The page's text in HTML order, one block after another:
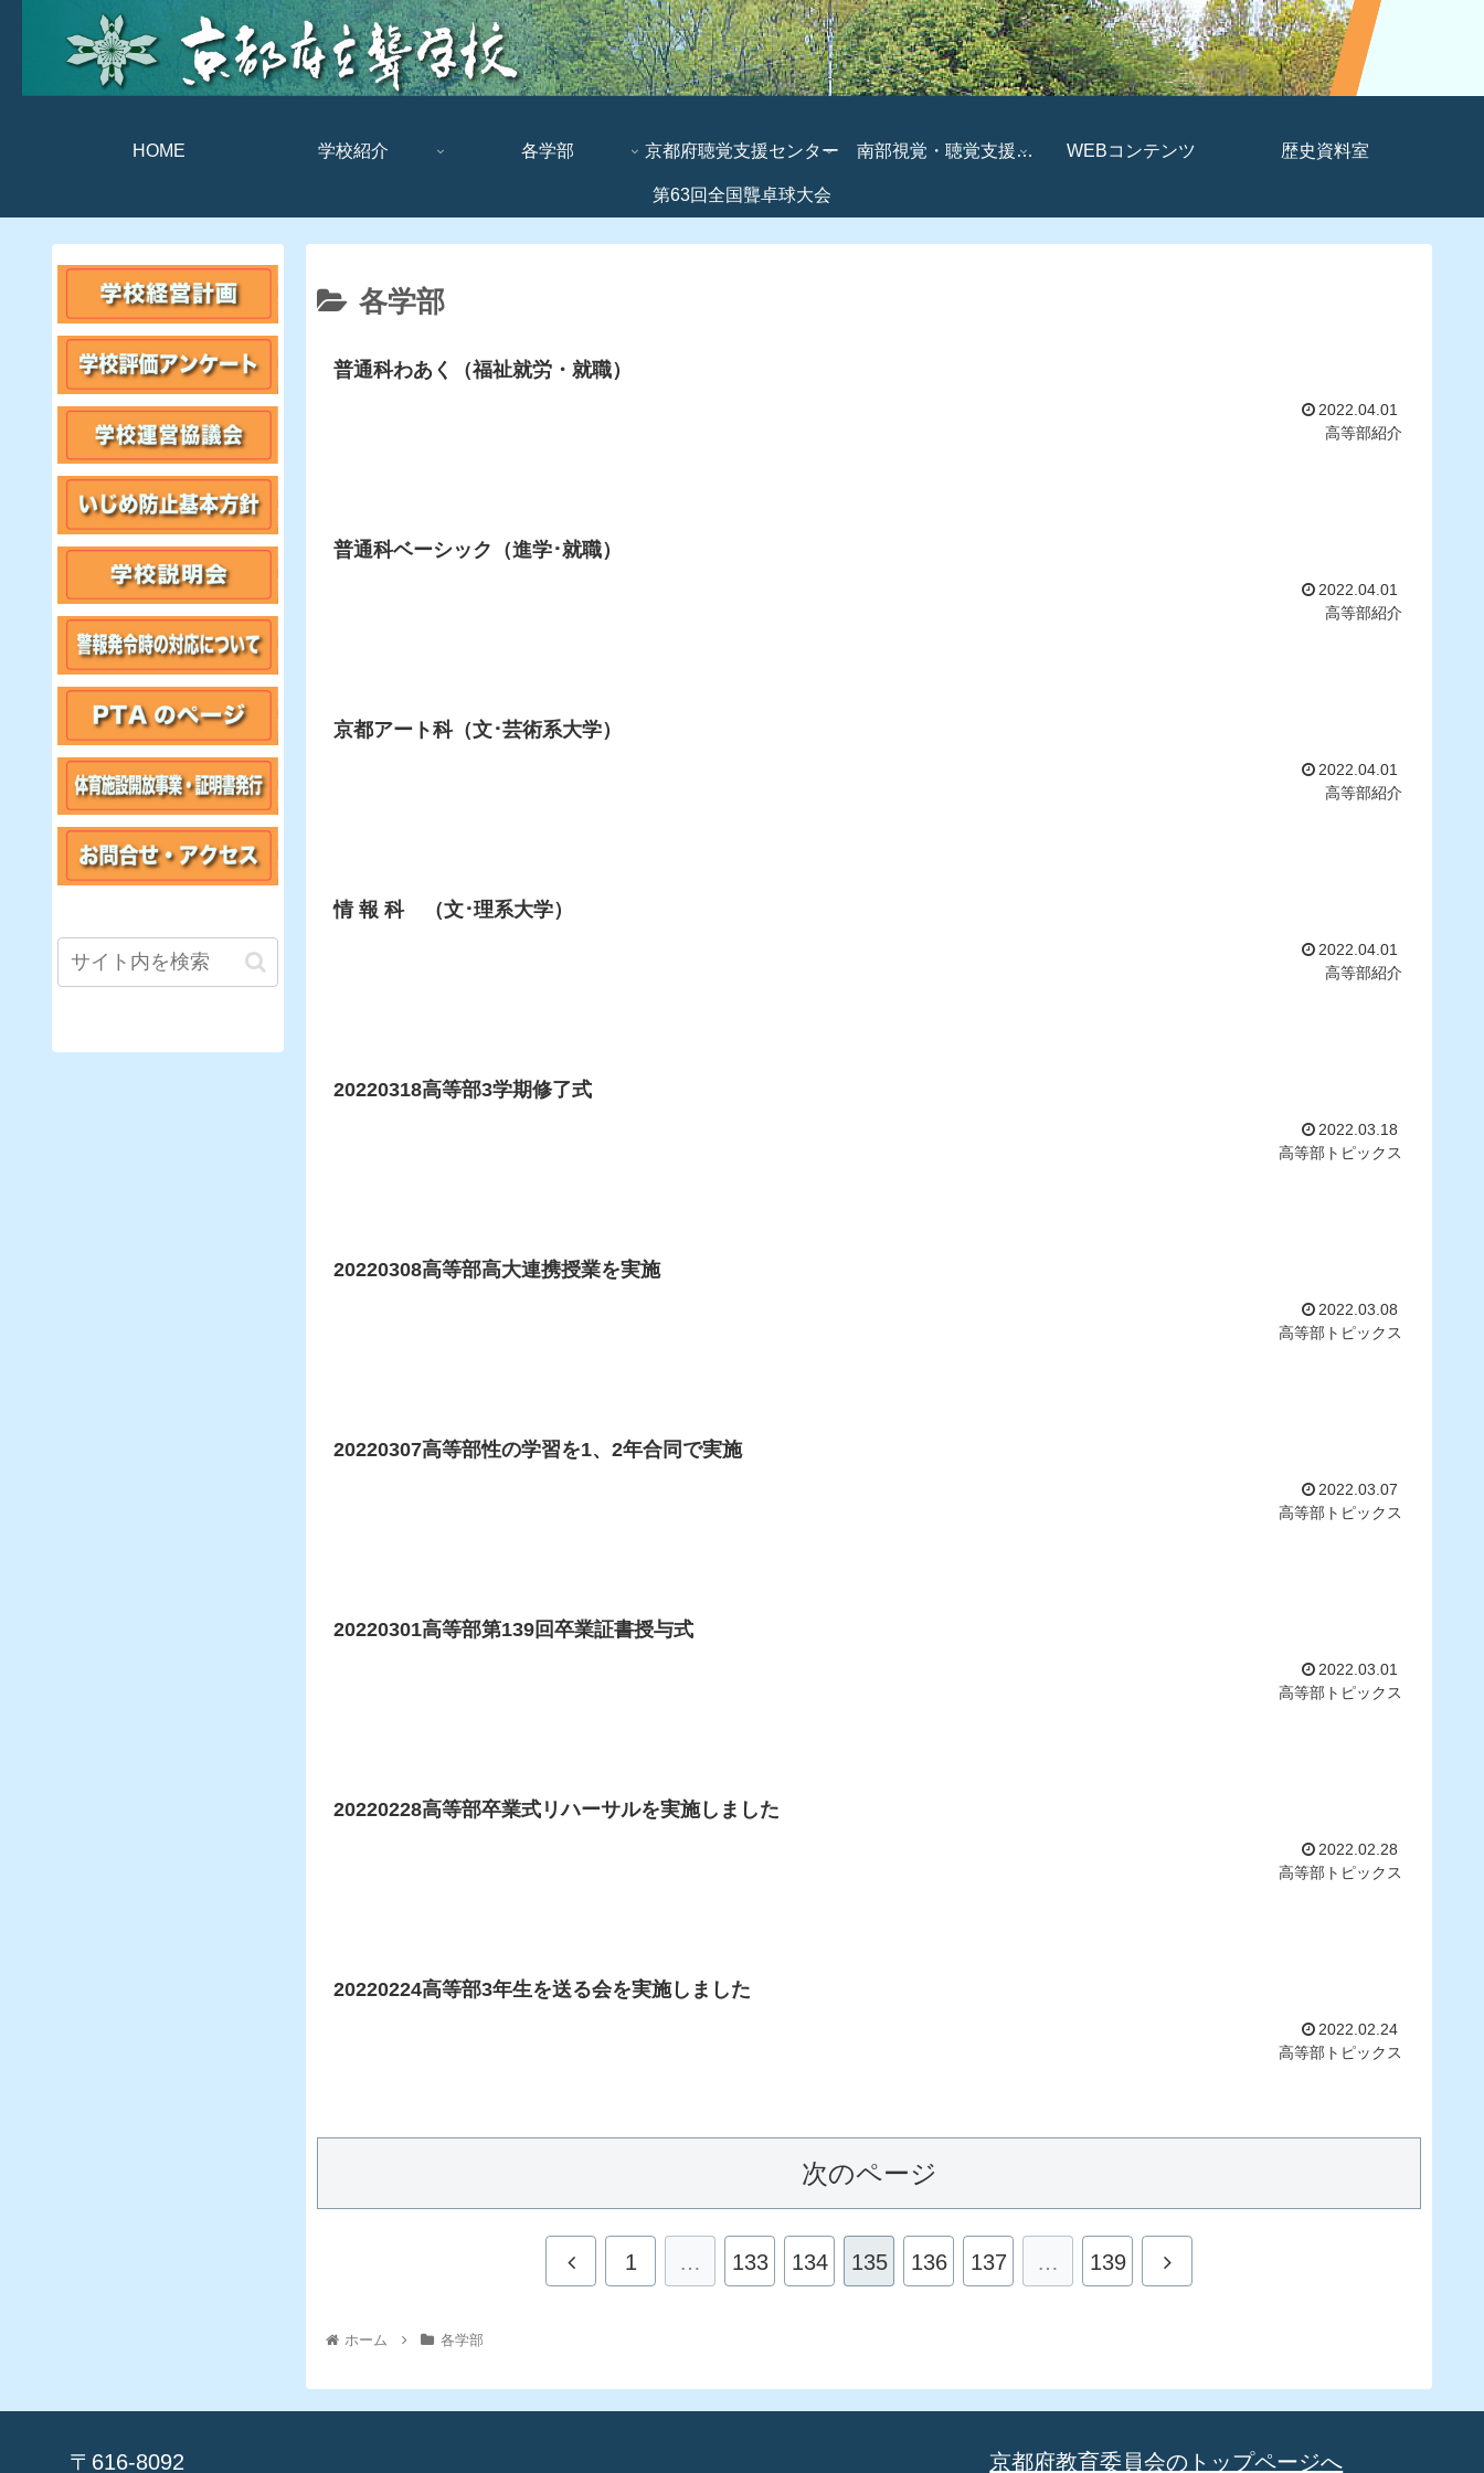
HOME 学校紹介 各学部 京都府聴覚支援センター 南部視覚・聴覚支援セ WEBコンテンツ 歴史資料室
第63回全国聾卓球大会
各学部
普通科わあく（福祉就労・就職）
2022.04.01
高等部紹介
普通科ベーシック（進学･就職）
2022.04.01
高等部紹介
京都アート科（文･芸術系大学）
2022.04.01
高等部紹介
情 報 科 （文･理系大学）
2022.04.01
高等部紹介
20220318高等部3学期修了式
2022.03.18
高等部トピックス
20220308高等部高大連携授業を実施
2022.03.08
高等部トピックス
20220307高等部性の学習を1、2年合同で実施
2022.03.07
高等部トピックス
20220301高等部第139回卒業証書授与式
2022.03.01
高等部トピックス
20220228高等部卒業式リハーサルを実施しました
2022.02.28
高等部トピックス
20220224高等部3年生を送る会を実施しました
2022.02.24
高等部トピックス
次のページ
1 … 133 134 135 136 137 … 139
ホーム 各学部
〒616-8092 京都府教育委員会のトップページへ